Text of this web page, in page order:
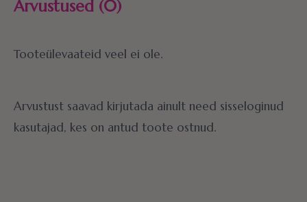
Arvustused (0)
Tooteülevaateid veel ei ole.
Arvustust saavad kirjutada ainult need sisseloginud
kasutajad, kes on antud toote ostnud.